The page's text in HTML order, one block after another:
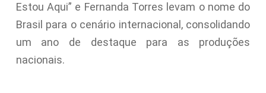
Estou Aqui” e Fernanda Torres levam o nome do
Brasil para o cenário internacional, consolidando
um ano de destaque para as produções
nacionais.